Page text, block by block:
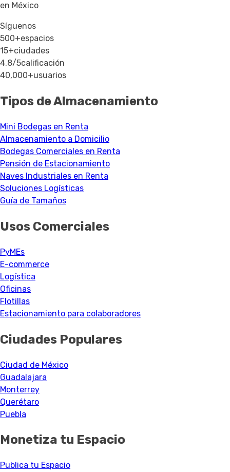
en México
Síguenos
500+espacios
15+ciudades
4.8/5calificación
40,000+usuarios
Tipos de Almacenamiento
Mini Bodegas en Renta
Almacenamiento a Domicilio
Bodegas Comerciales en Renta
Pensión de Estacionamiento
Naves Industriales en Renta
Soluciones Logísticas
Guía de Tamaños
Usos Comerciales
PyMEs
E-commerce
Logística
Oficinas
Flotillas
Estacionamiento para colaboradores
Ciudades Populares
Ciudad de México
Guadalajara
Monterrey
Querétaro
Puebla
Monetiza tu Espacio
Publica tu Espacio